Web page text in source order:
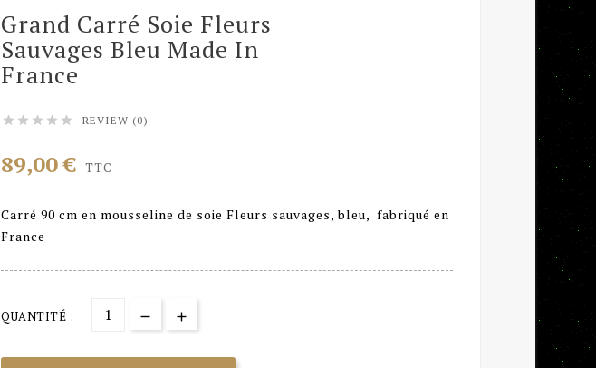
Grand Carré Soie Fleurs
Sauvages Bleu Made In
France
     REVIEW (0)
89,00 € TTC
Carré 90 cm en mousseline de soie Fleurs sauvages, bleu, fabriqué en
France
QUANTITÉ :